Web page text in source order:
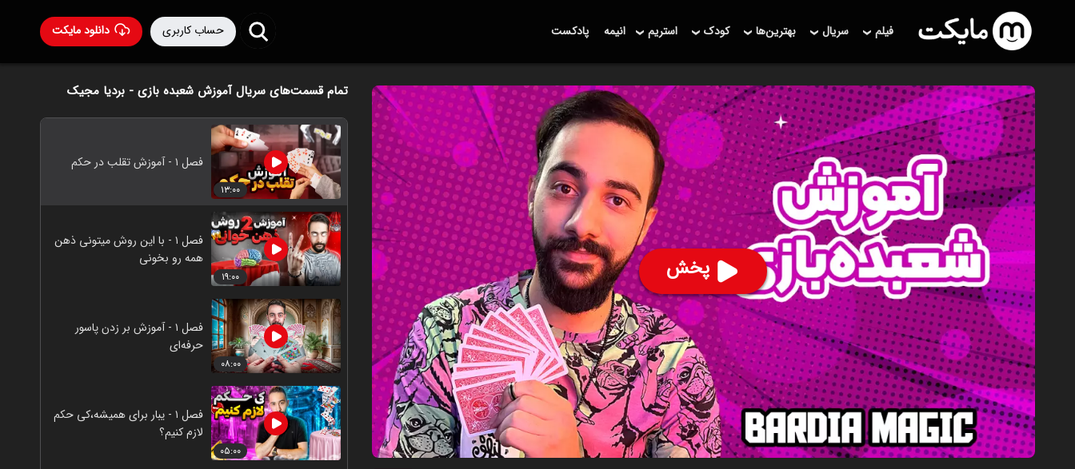
دانلود مایکت حساب کاربری فیلم سریال بهترین‌ها کودک استریم انیمه پادکست
پخش
تمام قسمت‌های سریال آموزش شعبده بازی - بردیا مجیک
۱۳:۰۰
فصل ۱ - آموزش تقلب در حکم
۱۹:۰۰
فصل ۱ - با این روش میتونی ذهن
همه رو بخونی
۰۸:۰۰
فصل ۱ - آموزش بر زدن پاسور
حرفه‌ای
۰۵:۰۰
فصل ۱ - یبار برای همیشه،کی حکم
لازم کنیم؟